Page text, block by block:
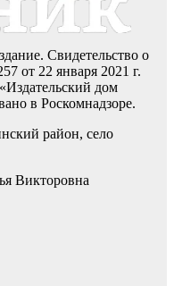
Свидетельство о
от 22 января 2021 г.
дом
в Роскомнадзоре.
район, село
Викторовна